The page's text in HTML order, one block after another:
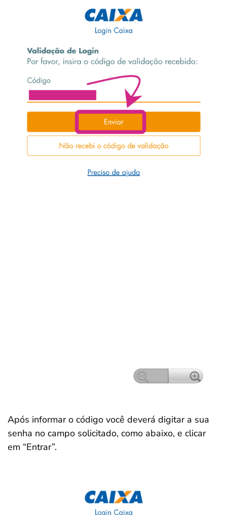
Após informar o código você deverá digitar a sua
senha no campo solicitado, como abaixo, e clicar
em “Entrar”.